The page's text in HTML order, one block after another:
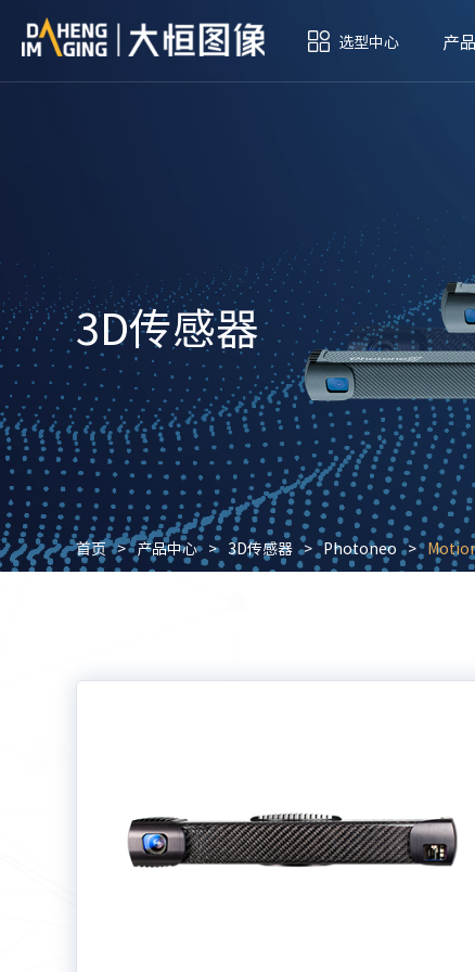
选型中心 产
3D传感器
首页 > 产品中心 > 3D传感器 > Photoneo >